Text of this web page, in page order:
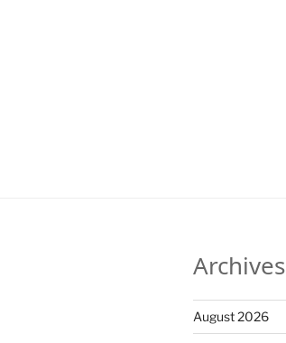
Archives
August 2026